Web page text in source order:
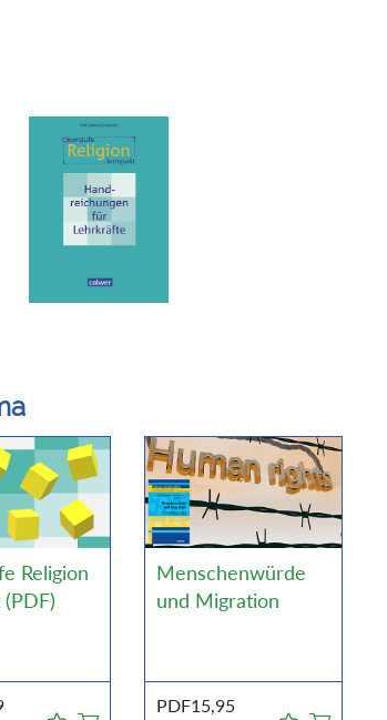
Religion
Menschenwürde
und Migration
PDF15,95